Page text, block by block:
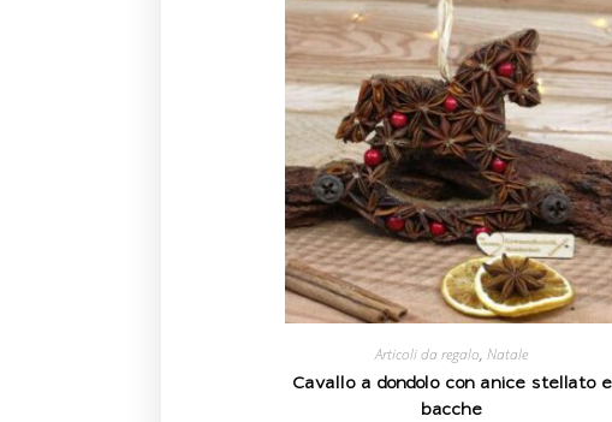
Articoli da regalo,Natale
Cavallo a dondolo con anice stellato e
bacche